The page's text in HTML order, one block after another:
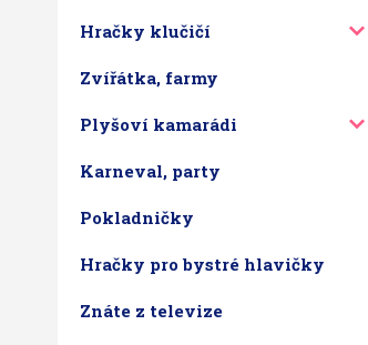
Hračky klučičí
Zvířátka, farmy
Plyšoví kamarádi
Karneval, party
Pokladničky
Hračky pro bystré hlavičky
Znáte z televize